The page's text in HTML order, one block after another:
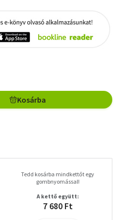
Kosárba
Tedd kosárba mindkettőt egy
gombnyomással!
A kettő együtt:
7 680 Ft